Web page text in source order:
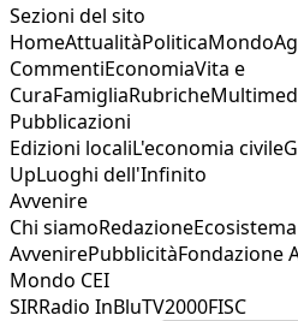
Sezioni del sito
HomeAttualitàPoliticaMondo
CommentiEconomiaVita e
CuraFamigliaRubriche
Pubblicazioni
Edizioni localiL'economia civile
UpLuoghi dell'Infinito
Avvenire
Chi siamoRedazioneEcosistema
AvvenirePubblicitàFondazione
Mondo CEI
SIRRadio InBluTV2000FISC